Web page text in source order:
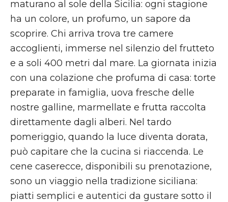
maturano al sole della Sicilia: ogni stagione
ha un colore, un profumo, un sapore da
scoprire. Chi arriva trova tre camere
accoglienti, immerse nel silenzio del frutteto
e a soli 400 metri dal mare. La giornata inizia
con una colazione che profuma di casa: torte
preparate in famiglia, uova fresche delle
nostre galline, marmellate e frutta raccolta
direttamente dagli alberi. Nel tardo
pomeriggio, quando la luce diventa dorata,
può capitare che la cucina si riaccenda. Le
cene caserecce, disponibili su prenotazione,
sono un viaggio nella tradizione siciliana:
piatti semplici e autentici da gustare sotto il